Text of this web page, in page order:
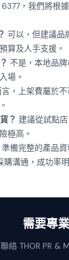
，我們將根
可以，但建議品
算及人手支援。
不是，本地品
場。
，上架費屬於
？ 建議從試點
極高。
準備完整的產品
購溝通，成功率
需要專
絡 THOR PR &